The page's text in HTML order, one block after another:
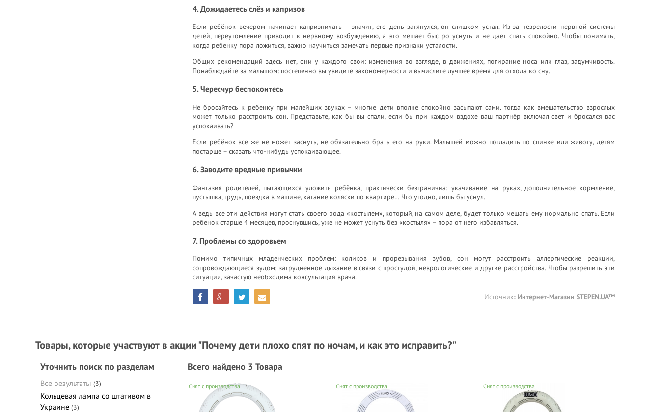
4. Дожидаетесь слёз и капризов
Если ребёнок вечером начинает капризничать – значит, его день затянулся, он слишком устал. Из-за незрелости нервной системы
детей, переутомление приводит к нервному возбуждению, а это мешает быстро уснуть и не дает спать спокойно. Чтобы понимать,
когда ребенку пора ложиться, важно научиться замечать первые признаки усталости.
Общих рекомендаций здесь нет, они у каждого свои: изменения во взгляде, в движениях, потирание носа или глаз, задумчивость.
Понаблюдайте за малышом: постепенно вы увидите закономерности и вычислите лучшее время для отхода ко сну.
5. Чересчур беспокоитесь
Не бросайтесь к ребенку при малейших звуках – многие дети вполне спокойно засыпают сами, тогда как вмешательство взрослых
может только расстроить сон. Представьте, как бы вы спали, если бы при каждом вздохе ваш партнёр включал свет и бросался вас
успокаивать?
Если ребёнок все же не может заснуть, не обязательно брать его на руки. Малышей можно погладить по спинке или животу, детям
постарше – сказать что-нибудь успокаивающее.
6. Заводите вредные привычки
Фантазия родителей, пытающихся уложить ребёнка, практически безгранична: укачивание на руках, дополнительное кормление,
пустышка, грудь, поездка в машине, катание коляски по квартире… Что угодно, лишь бы уснул.
А ведь все эти действия могут стать своего рода «костылем», который, на самом деле, будет только мешать ему нормально спать. Если
ребенок старше 4 месяцев, проснувшись, уже не может уснуть без «костыля» – пора от него избавляться.
7. Проблемы со здоровьем
Помимо типичных младенческих проблем: коликов и прорезывания зубов, сон могут расстроить аллергические реакции,
сопровождающиеся зудом; затрудненное дыхание в связи с простудой, неврологические и другие расстройства. Чтобы разрешить эти
ситуации, зачастую необходима консультация врача.
Источник: Интернет-Магазин STEPEN.UA™
Товары, которые участвуют в акции "Почему дети плохо спят по ночам, и как это исправить?"
Уточнить поиск по разделам
Все результаты (3)
Кольцевая лампа со штативом в
Украине (3)
Всего найдено 3 Товара
Снят с производства Снят с производства Снят с производства